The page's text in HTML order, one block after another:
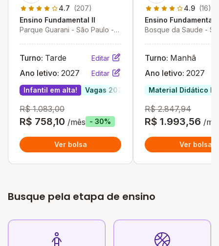
4.7 (207)
Ensino Fundamental II
Parque Guarani - São Paulo -
Turno: Tarde Editar
Ano letivo: 2027
Editar
Infantil em alta!
Vagas 2027
R$ 1.083,00
R$ 758,10 /mês - 30%
Ver bolsa
Renovação
4.9 (16)
Ensino Fundamental
Bosque da Saude -
Turno: Manhã
Ano letivo: 2027
Material Didático
R$ 2.847,94
R$ 1.993,56 /
Ver bolsa
Busque pela etapa de ensino